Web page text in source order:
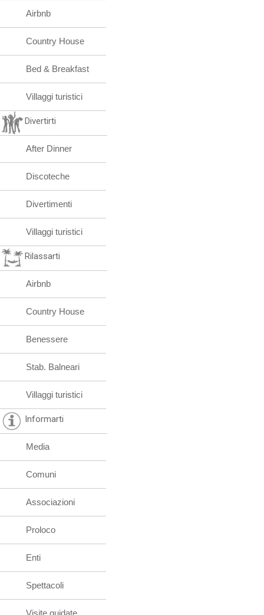
Airbnb
Country House
Bed & Breakfast
Villaggi turistici
Divertirti
After Dinner
Discoteche
Divertimenti
Villaggi turistici
Rilassarti
Airbnb
Country House
Benessere
Stab. Balneari
Villaggi turistici
Informarti
Media
Comuni
Associazioni
Proloco
Enti
Spettacoli
Visite guidate